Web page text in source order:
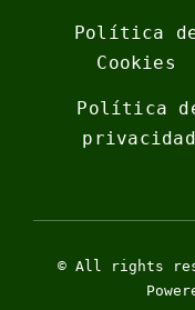
Política
Cookies
Política
privacidad
© All rights